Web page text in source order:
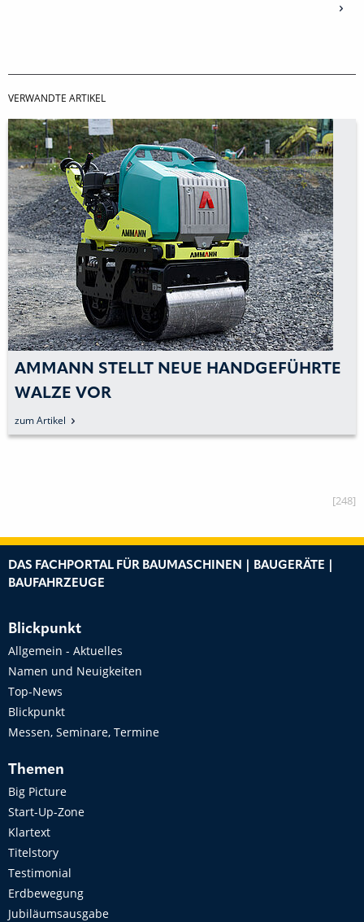
VERWANDTE ARTIKEL
AMMANN STELLT NEUE HANDGEFÜHRTE
WALZE VOR
zum Artikel
[248]
DAS FACHPORTAL FÜR BAUMASCHINEN | BAUGERÄTE |
BAUFAHRZEUGE
Blickpunkt
Allgemein - Aktuelles
Namen und Neuigkeiten
Top-News
Blickpunkt
Messen, Seminare, Termine
Themen
Big Picture
Start-Up-Zone
Klartext
Titelstory
Testimonial
Erdbewegung
Jubiläumsausgabe